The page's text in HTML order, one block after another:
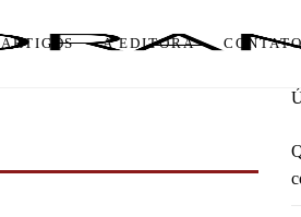
ARTIGOS A EDITORA